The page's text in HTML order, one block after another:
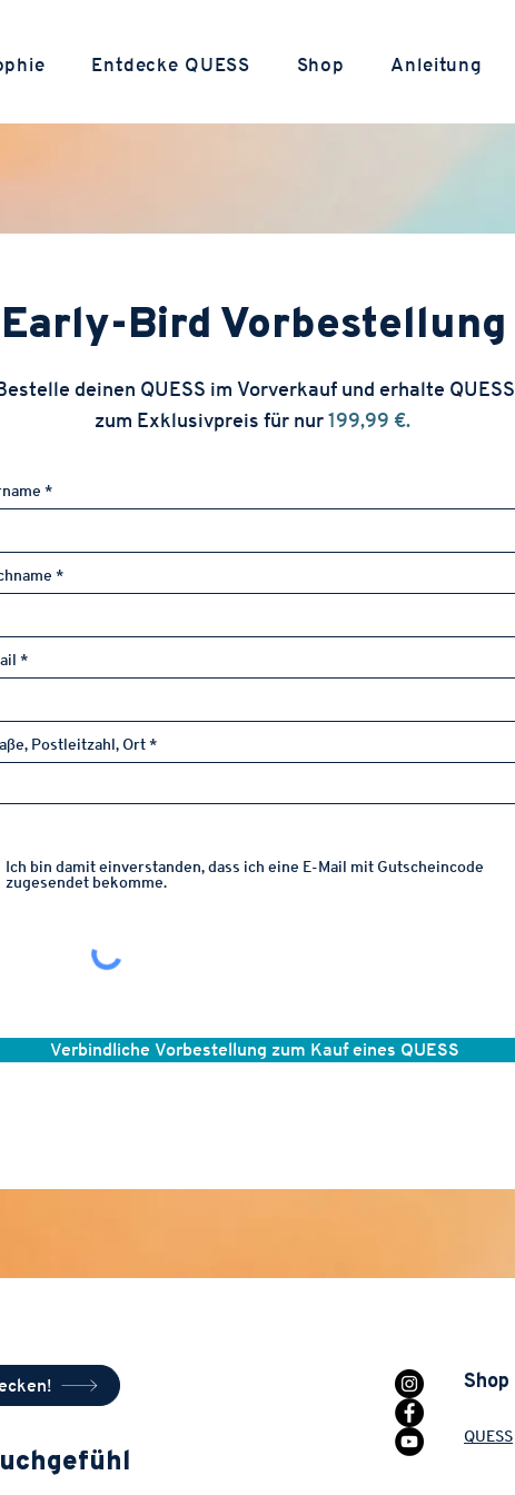
Entdecke QUESS Shop Anleitung
Early-Bird Vorbestellung
deinen QUESS im Vorverkauf und erhalte QUESS
zum Exklusivpreis für nur199,99 €.
Postleitzahl, Ort
Ich bin damit einverstanden, dass ich eine E-Mail mit Gutscheincode
zugesendet bekomme.
Verbindliche Vorbestellung zum Kauf eines QUESS
Shop
QUESS